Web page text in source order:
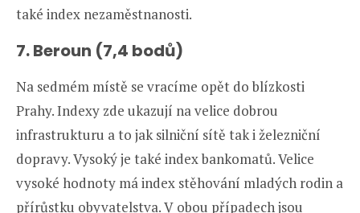
také index nezaměstnanosti.
7. Beroun (7,4 bodů)
Na sedmém místě se vracíme opět do blízkosti
Prahy. Indexy zde ukazují na velice dobrou
infrastrukturu a to jak silniční sítě tak i železniční
dopravy. Vysoký je také index bankomatů. Velice
vysoké hodnoty má index stěhování mladých rodin a
přírůstku obyvatelstva. V obou případech jsou